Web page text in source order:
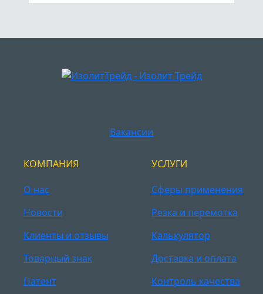
Вакансии
КОМПАНИЯ
О нас
Новости
Клиенты и отзывы
Товарный знак
Патент
УСЛУГИ
Сферы применения
Резка и перемотка
Калькулятор
Доставка и оплата
Контроль качества